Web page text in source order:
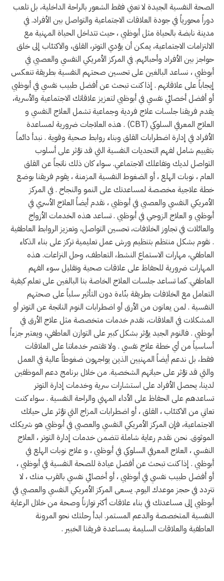
الصحة النفسية الجيدة لا تعني فقط الشعور بالراحة الداخلية، بل تلعب
دوراً محورياً في جودة العلاقات الاجتماعية والتواصل بين الأفراد. في
مدينة نابضة بالحياة مثل أبوظبي ، حيث تتداخل الحياة المهنية مع
الالتزامات الاجتماعية، يمكن أن يؤدي التوتر، القلق، والاكتئاب إلى خلق
حواجز بين الأفراد وأحبائهم. في المركز الأمريكي النفسي والعصبي في
أبوظبي ، نساعد البالغين على تحسين صحتهم النفسية بطريقة تنعكس
إيجاباً على علاقاتهم . إذا كنت تبحث عن أفضل طبيب نفسي في أبوظبي
أو أفضل أخصائي نفسي في أبوظبي لتعزيز علاقاتك الاجتماعية والأسرية،
يقدم فريقنا جلسات علاج فردية وجماعية تشمل العلاج النفسي و
العلاج المعرفي السلوكي (CBT) . هذه العلاجات ضرورية لمساعدة
الأفراد في إدارة اضطرابات القلق وبناء روابط صحية وقوية . نبدأ دائماً
بتقييم شامل لفهم التحديات النفسية التي قد تؤثر على أسلوب
التواصل لديك وتفاعلك الاجتماعي. سواء كان ذلك ناتجاً عن القلق
العام ، نوبات الهلع ، أو الضغوط النفسية المزمنة ، يقوم فريقنا بوضع
خطة علاجية مخصصة لمساعدتك على النمو والنجاح . في المركز
الأمريكي النفسي والعصبي في أبوظبي ، نقدم أيضاً العلاج الأسري في
أبوظبي و العلاج الزوجي في أبوظبي . تساعد هذه الخدمات الأزواج
والعائلات في تجاوز الخلافات، تحسين التواصل، وتعزيز الروابط العاطفية
. نقوم بشكل منتظم بتنظيم ورش عمل تعليمية تركز على بناء الذكاء
العاطفي، مهارات الاستماع النشط، التعاطف، وحل النزاعات. هذه
المهارات ضرورية للحفاظ على علاقات صحية وتقليل سوء الفهم
العاطفي. كما تساعد جلسات العلاج الخاصة بنا البالغين على تعلم كيفية
التعامل مع الخلافات بطريقة بنّاءة دون التأثير سلباً على صحتهم
النفسية . لمن يعانون من الأرق أو اضطرابات النوم الناتجة عن التوتر أو
المشكلات في العلاقات، نقدم خدمات متخصصة مثل علاج الأرق في
أبوظبي . فالنوم الجيد يؤثر بشكل كبير على التوازن العاطفي، ويعتبر جزءاً
أساسياً من أي خطة علاج نفسي . ولا تقتصر خدماتنا على العلاقات
فقط، بل ندعم أيضاً المهنيين الذين يواجهون ضغوطاً عالية في العمل
والتي قد تؤثر على حياتهم الشخصية. من خلال برنامج دعم الموظفين
لدينا، يحصل الأفراد على استشارات سرية وخدمات إدارة التوتر
تساعدهم على الحفاظ على الأداء المهني والراحة النفسية . سواء كنت
تعاني من الاكتئاب ، القلق ، أو اضطرابات المزاج التي تؤثر على حياتك
الاجتماعية، فإن المركز الأمريكي النفسي والعصبي في أبوظبي هو شريكك
الموثوق. نحن نقدم رعاية شاملة تتضمن خدمات إدارة التوتر ، العلاج
النفسي ، العلاج المعرفي السلوكي في أبوظبي ، و علاج نوبات الهلع في
أبوظبي . إذا كنت تبحث عن أفضل عيادة للصحة النفسية في أبوظبي ،
أو أفضل طبيب نفسي في أبوظبي ، أو أخصائي نفسي بالقرب منك ، لا
تتردد في حجز موعدك اليوم. يسعى المركز الأمريكي النفسي والعصبي في
أبوظبي إلى مساعدتك في بناء علاقات أكثر توازناً وصحة من خلال الرعاية
النفسية المتخصصة والدعم المستمر. ابدأ رحلتك نحو المرونة
العاطفية والعلاقات السليمة بمساعدة فريقنا الخبير .